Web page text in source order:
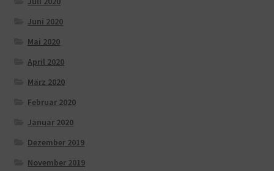
Juni 2020
Mai 2020
April 2020
März 2020
Februar 2020
Januar 2020
Dezember 2019
November 2019